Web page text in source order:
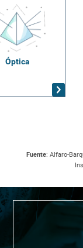
Óptica
Fuente: Alfaro-